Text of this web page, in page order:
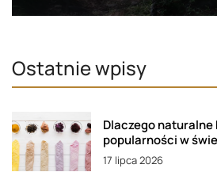
Ostatnie wpisy
Dlaczego
popularności w
17 lipca 2026